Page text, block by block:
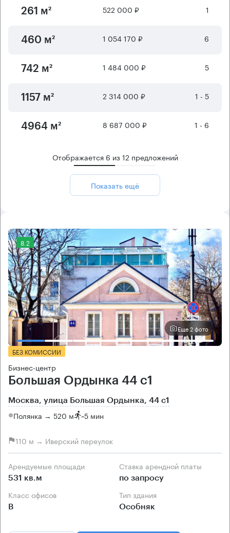
261 м² 522 000 ₽ 1
460 м² 1 054 170 ₽ 6
742 м² 1 484 000 ₽ 5
1157 м² 2 314 000 ₽ 1 - 5
4964 м² 8 687 000 ₽ 1 - 6
Отображается 6 из12 предложений
Показать ещё
8.2
Еще 2 фото
БЕЗ КОМИССИИ
Бизнес-центр
Большая Ордынка 44 с1
Москва, улица Большая Ордынка, 44 с1
Полянка → 520 м ~5 мин
110 м → Иверский переулок
Арендуемые площади
531 кв.м
Ставка арендной платы
по запросу
Класс офисов
B
Тип здания
Особняк